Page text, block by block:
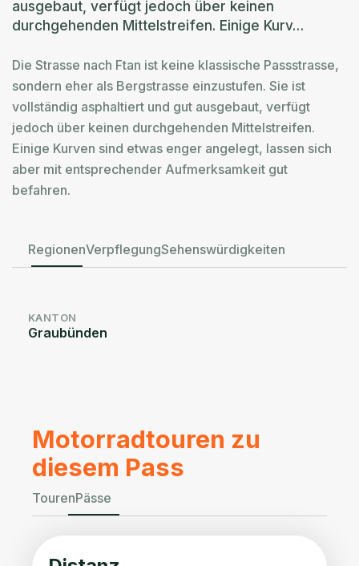
ausgebaut, verfügt jedoch über keinen
durchgehenden Mittelstreifen. Einige Kurv…
Die Strasse nach Ftan ist keine klassische Passstrasse,
sondern eher als Bergstrasse einzustufen. Sie ist
vollständig asphaltiert und gut ausgebaut, verfügt
jedoch über keinen durchgehenden Mittelstreifen.
Einige Kurven sind etwas enger angelegt, lassen sich
aber mit entsprechender Aufmerksamkeit gut
befahren.
RegionenVerpflegungSehenswürdigkeiten
KANTON
Graubünden
Motorradtouren zu
diesem Pass
TourenPässe